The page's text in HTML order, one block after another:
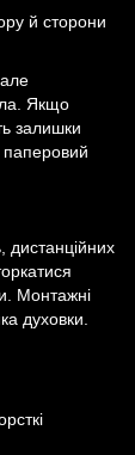
й сторони
Якщо
залишки
дистанційних
Монтажні
духовки.